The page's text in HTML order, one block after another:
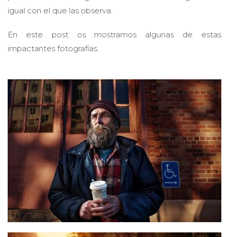
igual con el que las observa.
En este post os mostramos algunas de estas
impactantes fotografías.